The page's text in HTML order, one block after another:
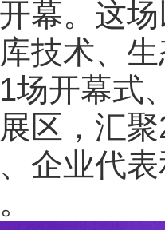
幕。这
技术、
场开幕式
区，汇
企业代